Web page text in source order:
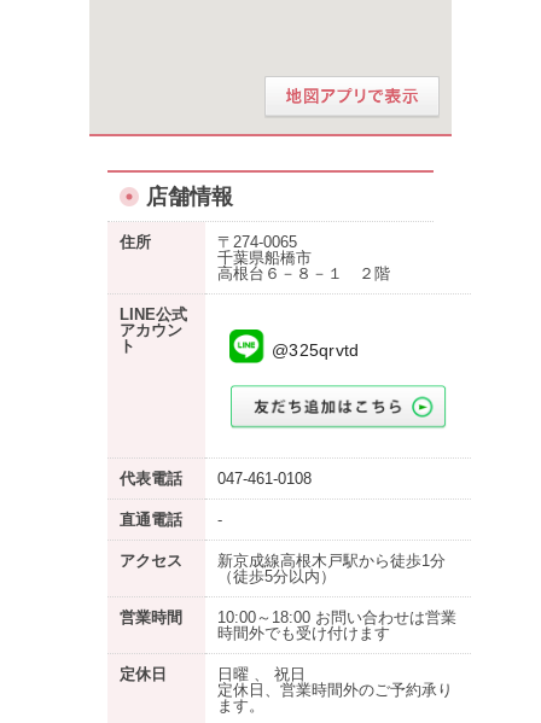
店舗情報
住所
〒274-0065
千葉県船橋市
高根台６－８－１ ２階
LINE公式
アカウン
ト
@325qrvtd
代表電話 047-461-0108
直通電話 -
アクセス
新京成線高根木戸駅から徒歩1分
（徒歩5分以内）
営業時間
10:00～18:00 お問い合わせは営業
時間外でも受け付けます
定休日
日曜 、 祝日
定休日、営業時間外のご予約承り
ます。